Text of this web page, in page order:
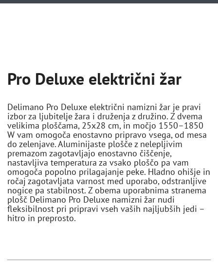
Pro Deluxe električni žar
Delimano Pro Deluxe električni namizni žar je pravi
izbor za ljubitelje žara i druženja z družino. Z dvema
velikima ploščama, 25x28 cm, in močjo 1550–1850
W vam omogoča enostavno pripravo vsega, od mesa
do zelenjave. Aluminijaste plošče z nelepljivim
premazom zagotavljajo enostavno čiščenje,
nastavljiva temperatura za vsako ploščo pa vam
omogoča popolno prilagajanje peke. Hladno ohišje in
ročaj zagotavljata varnost med uporabo, odstranljive
nogice pa stabilnost. Z obema uporabnima stranema
plošč Delimano Pro Deluxe namizni žar nudi
fleksibilnost pri pripravi vseh vaših najljubših jedi –
hitro in preprosto.